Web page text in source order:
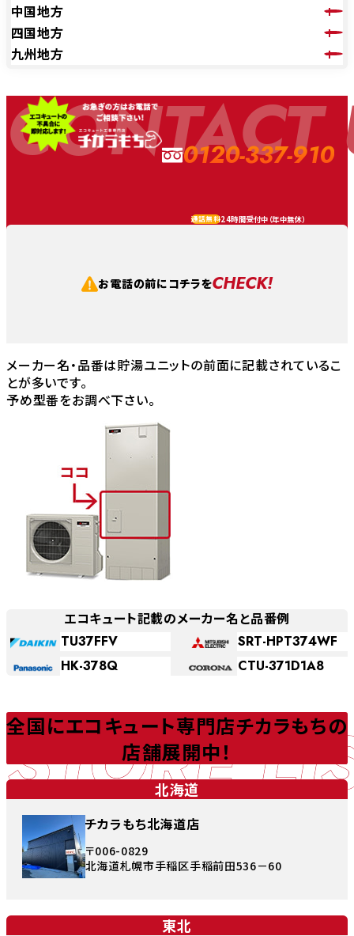
中国地方
四国地方
九州地方
CONTACT
0120-337-910
通話無料24時間受付中（年中無休）
お電話の前にコチラをCHECK!
メーカー名・品番は貯湯ユニットの前面に記載されているこ
とが多いです。
予め型番をお調べ下さい。
エコキュート記載のメーカー名と品番例
TU37FFV
SRT-HPT374WF
HK-378Q
CTU-371D1A8
STORE
全国にエコキュート専門店チカラもちの
店舗展開中！
北海道
チカラもち北海道店
〒006-0829
北海道札幌市手稲区手稲前田536－60
東北